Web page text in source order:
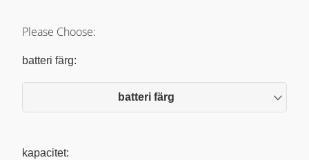
Please Choose:
batteri färg:
batteri färg
kapacitet: